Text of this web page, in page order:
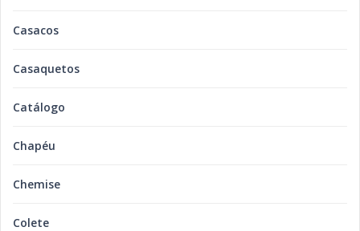
Casacos
Casaquetos
Catálogo
Chapéu
Chemise
Colete